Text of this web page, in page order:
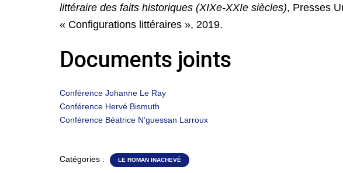
littéraire des faits historiques (XIXe-XXIe siècles), Presses
« Configurations littéraires », 2019.
Documents joints
Conférence Johanne Le Ray
Conférence Hervé Bismuth
Conférence Béatrice N’guessan Larroux
Catégories : LE ROMAN INACHEVÉ